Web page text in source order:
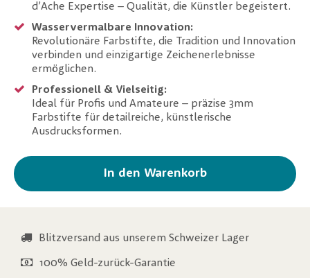
d’Ache Expertise – Qualität, die Künstler begeistert.
Wasservermalbare Innovation:
Revolutionäre Farbstifte, die Tradition und Innovation
verbinden und einzigartige Zeichenerlebnisse
ermöglichen.
Professionell & Vielseitig:
Ideal für Profis und Amateure – präzise 3mm
Farbstifte für detailreiche, künstlerische
Ausdrucksformen.
In den Warenkorb
Blitzversand aus unserem Schweizer Lager
100% Geld-zurück-Garantie